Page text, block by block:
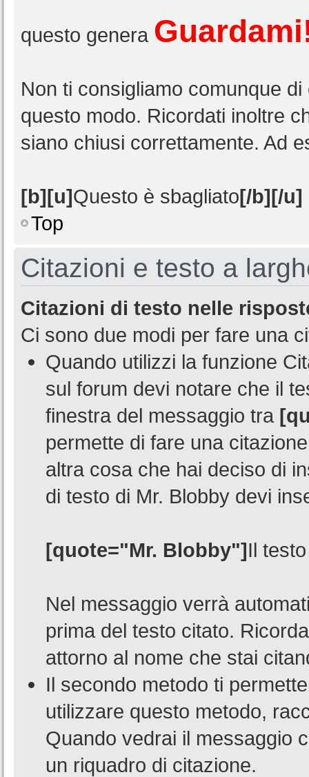
questo genera
Non ti consigliamo comunque
questo modo. Ricordati inoltre
siano chiusi correttamente. Ad
[b][u]Questo è sbagliato[/b][/u]
Top
Citazioni e testo a
Citazioni di testo nelle
Ci sono due modi per fare una
Quando utilizzi la funzione
sul forum devi notare che il
finestra del messaggio tra
permette di fare una
altra cosa che hai deciso di
di testo di Mr. Blobby devi
[quote="Mr. Blobby"]Il
Nel messaggio verrà
prima del testo citato.
attorno al nome che stai
Il secondo metodo ti
utilizzare questo metodo,
Quando vedrai il messaggio
un riquadro di citazione.